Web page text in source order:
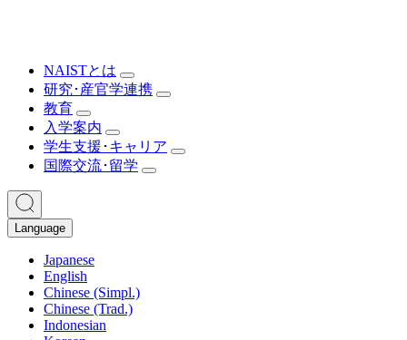
NAISTとは
研究･産官学連携
教育
入学案内
学生支援･キャリア
国際交流･留学
Language
Japanese
English
Chinese (Simpl.)
Chinese (Trad.)
Indonesian